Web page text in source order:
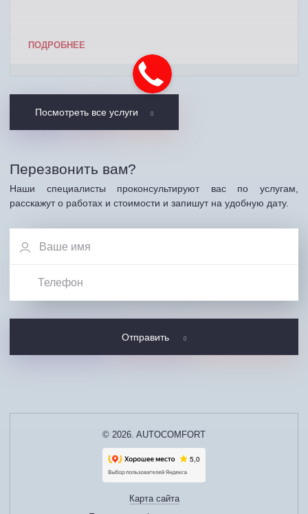
ПОДРОБНЕЕ
Посмотреть все услуги
Перезвонить вам?
Наши специалисты проконсультируют вас по услугам,
расскажут о работах и стоимости и запишут на удобную дату.
Отправить
© 2026. AUTOCOMFORT
Карта сайта